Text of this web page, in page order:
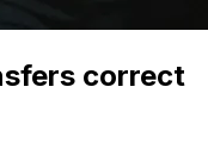
correct